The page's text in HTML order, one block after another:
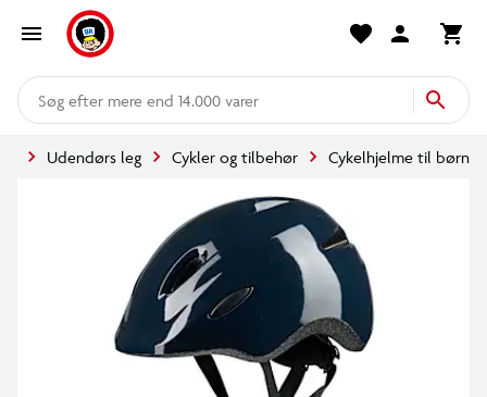
mere end 14.000 varer
Udendørs leg Cykler og tilbehør Cykelhjelme til børn